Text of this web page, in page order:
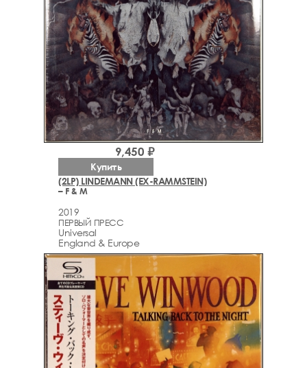
(2LP) LINDEMANN (EX-RAMMSTEIN)
– F & M
2019
ПЕРВЫЙ ПРЕСС
Universal
England & Europe
9,450 ₽
Купить